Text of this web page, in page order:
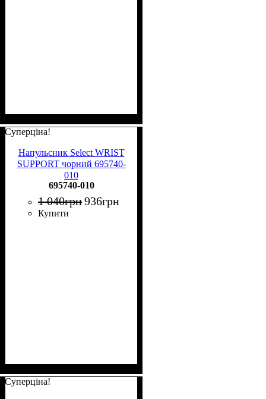
Суперціна!
Напульсник Select WRIST
SUPPORT чорний 695740-
010
695740-010
1 040грн936грн
Купити
Суперціна!